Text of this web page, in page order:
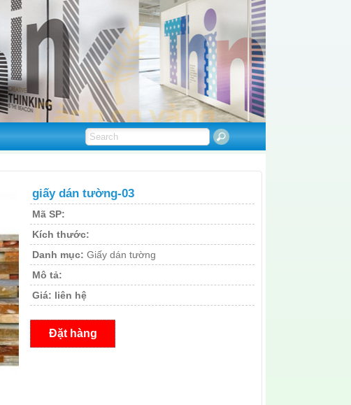
giấy dán tường-03
Mã SP:
Kích thước:
Danh mục: Giấy dán tường
Mô tả:
Giá: liên hệ
Đặt hàng